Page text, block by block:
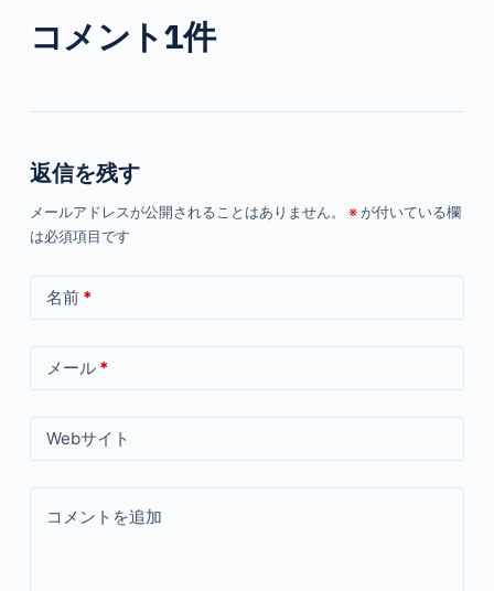
コメント1件
返信を残す
メールアドレスが公開されることはありません。 ※が付いている欄
は必須項目です
名前*
メール*
Webサイト
コメントを追加